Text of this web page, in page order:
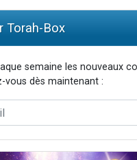
Torah-Box
semaine les nouveaux
vous dès maintenant :